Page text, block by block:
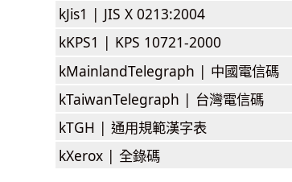
kJis1 | JIS X 0213:2004
kKPS1 | KPS 10721-2000
kMainlandTelegraph | 中國電信碼
kTaiwanTelegraph | 台灣電信碼
kTGH | 通用規範漢字表
kXerox | 全錄碼